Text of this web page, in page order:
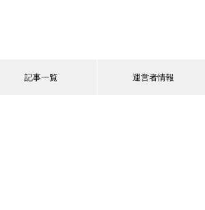
記事一覧 運営者情報